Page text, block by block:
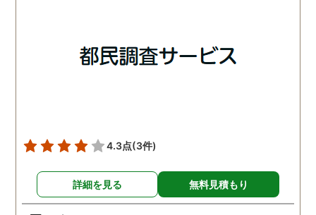
拠を手に入れることができ
れました。調査の結果、
す。探偵の説明は全て調
報告書にも書かれており
写真を確認することもで
4.3点(3件)
詳細を見る 無料見積もり